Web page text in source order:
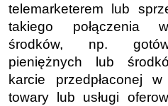
telemarketerem lub
takiego połączenia
środków, np.
pieniężnych lub
karcie przedpłaconej
towary lub usługi